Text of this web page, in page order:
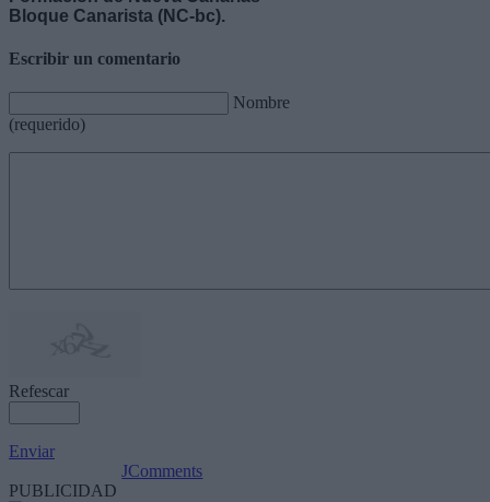
Bloque Canarista (NC-bc).
Escribir un comentario
Nombre
(requerido)
Refescar
Enviar
JComments
PUBLICIDAD